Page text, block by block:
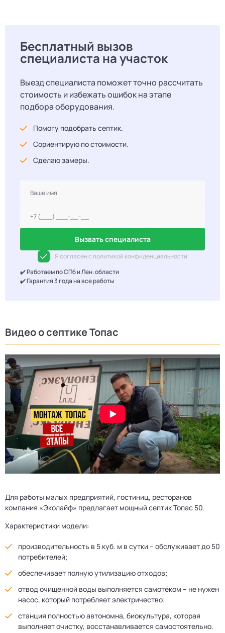
Бесплатный вызов
специалиста на участок
Выезд специалиста поможет точно рассчитать
стоимость и избежать ошибок на этапе
подбора оборудования.
Помогу подобрать септик.
Сориентирую по стоимости.
Сделаю замеры.
Вызвать специалиста
Я согласен с политикой конфиденциальности
✔️ Работаем по СПб и Лен. области
✔️ Гарантия 3 года на все работы
Видео о септике Топас
Для работы малых предприятий, гостиниц, ресторанов
компания «Эколайф» предлагает мощный септик Топас 50.
Характеристики модели:
производительность в 5 куб. м в сутки – обслуживает до 50
потребителей;
обеспечивает полную утилизацию отходов;
отвод очищенной воды выполняется самотёком – не нужен
насос, который потребляет электричество;
станция полностью автономна, биокультура, которая
выполняет очистку, восстанавливается самостоятельно.